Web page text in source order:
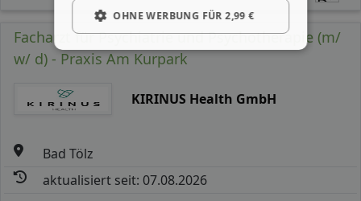
Facharzt für Psychiatrie und Psychotherapie (m/
w/ d) - Praxis Am Kurpark
KIRINUS Health GmbH
Bad Tölz
aktualisiert seit: 07.08.2026
OHNE WERBUNG FÜR 2,99 €